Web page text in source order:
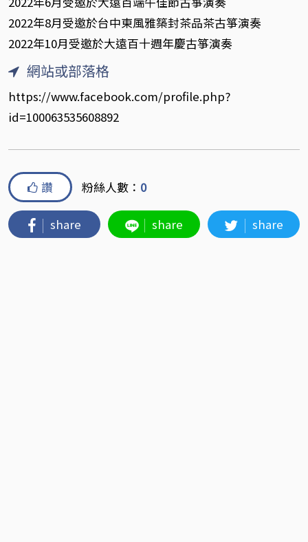
2022年8月受邀於台中東風雅築封茶品茶古箏演奏
2022年10月受邀於大遠百十週年慶古箏演奏
網站或部落格
https://www.facebook.com/profile.php?
id=100063535608892
讚 粉絲人數： 0
share share share